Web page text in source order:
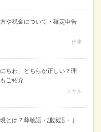
や税金について・確定申告
仕事
ちわ」どちらが正しい？理
ご紹介
スキル
とは？尊敬語・謙譲語・丁